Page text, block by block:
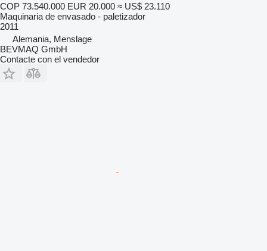
COP 73.540.000 EUR 20.000 ≈ US$ 23.110
Maquinaria de envasado - paletizador
2011
Alemania, Menslage
BEVMAQ GmbH
Contacte con el vendedor